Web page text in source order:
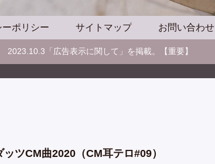
ポリシー サイトマップ お問い合わせ
2023.10.3「広告表示に関して」を掲載。【重要】
ツCM曲2020（CM耳テロ#09）